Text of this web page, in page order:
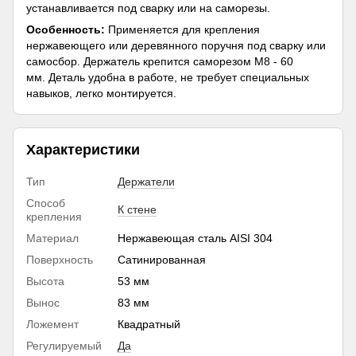
устанавливается под сварку или на саморезы.
Особенность: Применяется для крепления
нержавеющего или деревянного поручня под сварку или
самосбор. Держатель крепится саморезом М8 - 60
мм. Деталь удобна в работе, не требует специальных
навыков, легко монтируется.
Характеристики
Тип
Держатели
Способ
крепления
К стене
Материал
Нержавеющая сталь AISI 304
Поверхность
Сатинированная
Высота
53 мм
Вынос
83 мм
Ложемент
Квадратный
Регулируемый
Да